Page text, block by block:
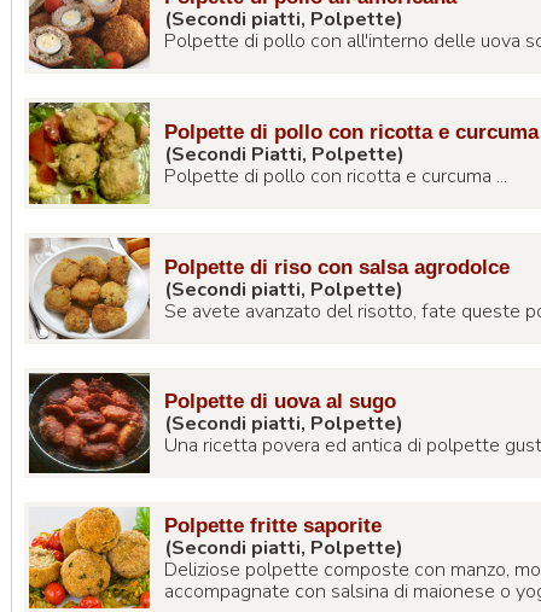
(Secondi piatti, Polpette)
Polpette di pollo con all'interno delle uova
Polpette di pollo con ricotta e curcuma
(Secondi Piatti, Polpette)
Polpette di pollo con ricotta e curcuma ...
Polpette di riso con salsa agrodolce
(Secondi piatti, Polpette)
Se avete avanzato del risotto, fate queste
Polpette di uova al sugo
(Secondi piatti, Polpette)
Una ricetta povera ed antica di polpette
Polpette fritte saporite
(Secondi piatti, Polpette)
Deliziose polpette composte con manzo,
accompagnate con salsina di maionese o